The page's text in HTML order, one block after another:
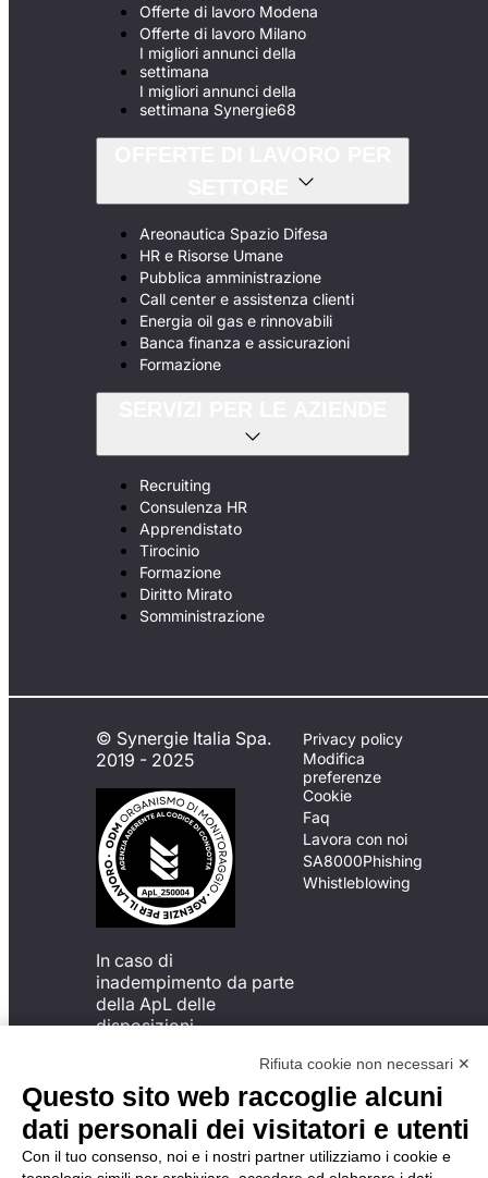
Offerte di lavoro Modena
Offerte di lavoro Milano
I migliori annunci della
settimana
I migliori annunci della
settimana Synergie68
Areonautica Spazio Difesa
HR e Risorse Umane
Pubblica amministrazione
Call center e assistenza clienti
Energia oil gas e rinnovabili
Banca finanza e assicurazioni
Formazione
Recruiting
Consulenza HR
Apprendistato
Tirocinio
Formazione
Diritto Mirato
Somministrazione
© Synergie Italia Spa.
2019 - 2025
In caso di
inadempimento da parte
della ApL delle
disposizioni
possibile presentare un
reclamo
all’Organismo di
Monitoraggio utilizzando
una delle modalità
Privacy policy
Modifica
preferenze
Cookie
Faq
Lavora con noi
SA8000Phishing
Whistleblowing
Rifiuta cookie non necessari ✕
Questo sito web raccoglie alcuni
dati personali dei visitatori e utenti
Con il tuo consenso, noi e i nostri partner utilizziamo i cookie e